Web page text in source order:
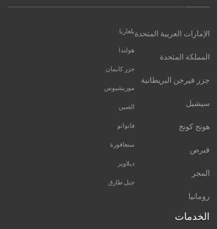
الإمارات العربية المتحدة
المملكة المتحدة
جزر فيرجن البريطانية
سيشيل
هونج كونج
قبرص
المجر
رومانيا
بلغاريا
هولندا
جزر كايمان
موريشيوس
الصين
فانواتو
سنغافورة
ديلاوير
جبل طارق
الخدمات